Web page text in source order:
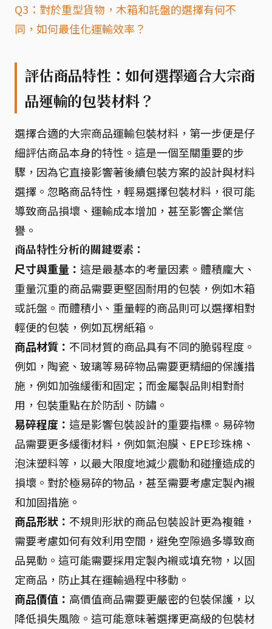
Q3：對於重型貨物，木箱和託盤的選擇有何不
同，如何最佳化運輸效率？
評估商品特性：如何選擇適合大宗商
品運輸的包裝材料？
選擇合適的大宗商品運輸包裝材料，第一步便是仔
細評估商品本身的特性。這是一個至關重要的步
驟，因為它直接影響著後續包裝方案的設計與材料
選擇。忽略商品特性，輕易選擇包裝材料，很可能
導致商品損壞、運輸成本增加，甚至影響企業信
譽。
商品特性分析的關鍵要素：
尺寸與重量： 這是最基本的考量因素。體積龐大、
重量沉重的商品需要更堅固耐用的包裝，例如木箱
或託盤。而體積小、重量輕的商品則可以選擇相對
輕便的包裝，例如瓦楞紙箱。
商品材質： 不同材質的商品具有不同的脆弱程度。
例如，陶瓷、玻璃等易碎物品需要更精細的保護措
施，例如加強緩衝和固定；而金屬製品則相對耐
用，包裝重點在於防刮、防鏽。
易碎程度： 這是影響包裝設計的重要指標。易碎物
品需要更多緩衝材料，例如氣泡膜、EPE珍珠棉、
泡沫塑料等，以最大限度地減少震動和碰撞造成的
損壞。對於極易碎的物品，甚至需要考慮定製內襯
和加固措施。
商品形狀： 不規則形狀的商品包裝設計更為複雜，
需要考慮如何有效利用空間，避免空隙過多導致商
品晃動。這可能需要採用定製內襯或填充物，以固
定商品，防止其在運輸過程中移動。
商品價值： 高價值商品需要更嚴密的包裝保護，以
降低損失風險。這可能意味著選擇更高級的包裝材